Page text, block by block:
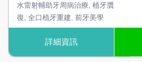
3D 數位X光機
冷光美白機
水雷射輔助牙周病治療 植牙贋
復 全口植牙重建 前牙美學
詳細資訊